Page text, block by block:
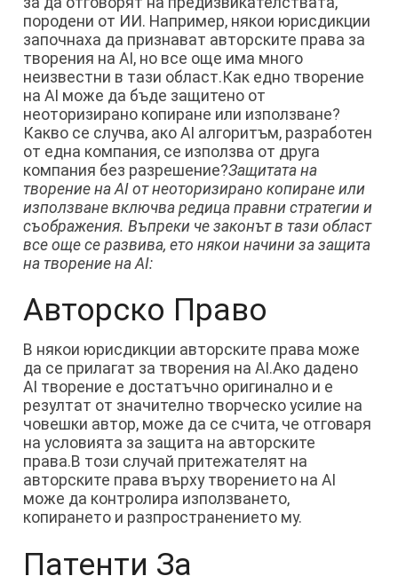
породени от ИИ. Например, някои юрисдикции
започнаха да признават авторските права за
творения на AI, но все още има много
неизвестни в тази област.Как едно творение
на AI може да бъде защитено от
неоторизирано копиране или използване?
Какво се случва, ако AI алгоритъм, разработен
от една компания, се използва от друга
компания без разрешение?Защитата на
творение на AI от неоторизирано копиране или
използване включва редица правни стратегии и
съображения. Въпреки че законът в тази област
все още се развива, ето някои начини за защита
на творение на AI:
Авторско Право
В някои юрисдикции авторските права може
да се прилагат за творения на AI.Ако дадено
AI творение е достатъчно оригинално и е
резултат от значително творческо усилие на
човешки автор, може да се счита, че отговаря
на условията за защита на авторските
права.В този случай притежателят на
авторските права върху творението на AI
може да контролира използването,
копирането и разпространението му.
Патенти За